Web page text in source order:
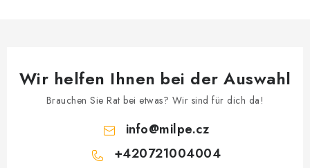
Wir helfen Ihnen bei der Auswahl
Brauchen Sie Rat bei etwas? Wir sind für dich da!
info@milpe.cz
+420721004004